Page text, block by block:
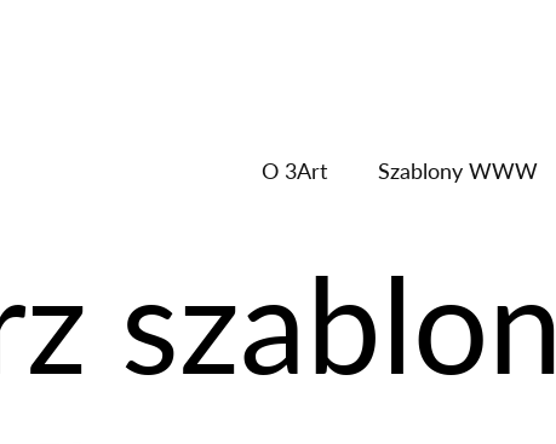
O 3Art Szablony WWW
szablon